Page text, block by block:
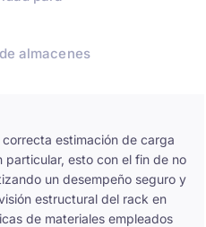
estimación de carga
esto con el fin de no
un desempeño seguro y
estructural del rack en
de materiales empleados
almacenes